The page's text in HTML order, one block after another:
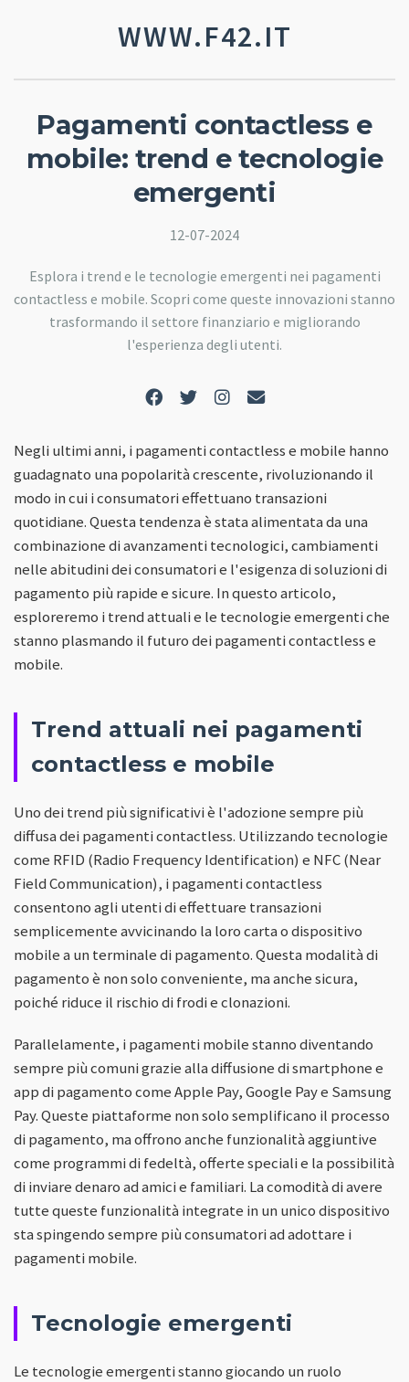
WWW.F42.IT
Pagamenti contactless e
mobile: trend e tecnologie
emergenti
12-07-2024
Esplora i trend e le tecnologie emergenti nei pagamenti
contactless e mobile. Scopri come queste innovazioni stanno
trasformando il settore finanziario e migliorando
l'esperienza degli utenti.
Negli ultimi anni, i pagamenti contactless e mobile hanno
guadagnato una popolarità crescente, rivoluzionando il
modo in cui i consumatori effettuano transazioni
quotidiane. Questa tendenza è stata alimentata da una
combinazione di avanzamenti tecnologici, cambiamenti
nelle abitudini dei consumatori e l'esigenza di soluzioni di
pagamento più rapide e sicure. In questo articolo,
esploreremo i trend attuali e le tecnologie emergenti che
stanno plasmando il futuro dei pagamenti contactless e
mobile.
Trend attuali nei pagamenti
contactless e mobile
Uno dei trend più significativi è l'adozione sempre più
diffusa dei pagamenti contactless. Utilizzando tecnologie
come RFID (Radio Frequency Identification) e NFC (Near
Field Communication), i pagamenti contactless
consentono agli utenti di effettuare transazioni
semplicemente avvicinando la loro carta o dispositivo
mobile a un terminale di pagamento. Questa modalità di
pagamento è non solo conveniente, ma anche sicura,
poiché riduce il rischio di frodi e clonazioni.
Parallelamente, i pagamenti mobile stanno diventando
sempre più comuni grazie alla diffusione di smartphone e
app di pagamento come Apple Pay, Google Pay e Samsung
Pay. Queste piattaforme non solo semplificano il processo
di pagamento, ma offrono anche funzionalità aggiuntive
come programmi di fedeltà, offerte speciali e la possibilità
di inviare denaro ad amici e familiari. La comodità di avere
tutte queste funzionalità integrate in un unico dispositivo
sta spingendo sempre più consumatori ad adottare i
pagamenti mobile.
Tecnologie emergenti
Le tecnologie emergenti stanno giocando un ruolo